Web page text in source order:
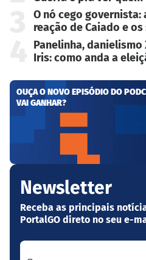
O nó cego governista:
reação de Caiado e
Panelinha, danielismo
Iris: como anda a
OUÇA O NOVO EPISÓDIO DO
VAI GANHAR?
Newsletter
Receba as principais
PortalGO direto no seu e-
Seu nome